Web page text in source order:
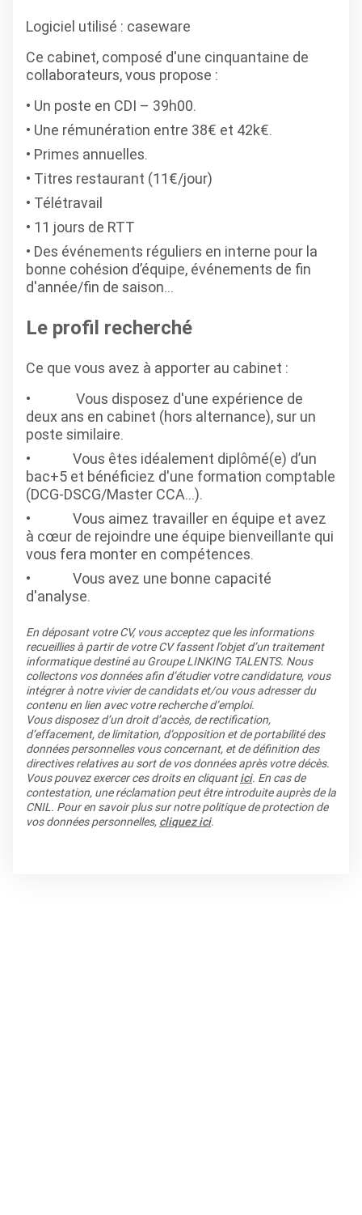
Logiciel utilisé : caseware
Ce cabinet, composé d'une cinquantaine de
collaborateurs, vous propose :
Un poste en CDI – 39h00.
Une rémunération entre 38€ et 42k€.
Primes annuelles.
Titres restaurant (11€/jour)
Télétravail
11 jours de RTT
Des événements réguliers en interne pour la
bonne cohésion d’équipe, événements de fin
d'année/fin de saison...
Le profil recherché
Ce que vous avez à apporter au cabinet :
Vous disposez d'une expérience de
deux ans en cabinet (hors alternance), sur un
poste similaire.
Vous êtes idéalement diplômé(e) d’un
bac+5 et bénéficiez d'une formation comptable
(DCG-DSCG/Master CCA...).
Vous aimez travailler en équipe et avez
à cœur de rejoindre une équipe bienveillante qui
vous fera monter en compétences.
Vous avez une bonne capacité
d'analyse.
En déposant votre CV, vous acceptez que les informations
recueillies à partir de votre CV fassent l’objet d’un traitement
informatique destiné au Groupe LINKING TALENTS. Nous
collectons vos données afin d’étudier votre candidature, vous
intégrer à notre vivier de candidats et/ou vous adresser du
contenu en lien avec votre recherche d’emploi.
Vous disposez d’un droit d’accès, de rectification,
d’effacement, de limitation, d’opposition et de portabilité des
données personnelles vous concernant, et de définition des
directives relatives au sort de vos données après votre décès.
Vous pouvez exercer ces droits en cliquantici. En cas de
contestation, une réclamation peut être introduite auprès de la
CNIL. Pour en savoir plus sur notre politique de protection de
vos données personnelles, cliquez ici.